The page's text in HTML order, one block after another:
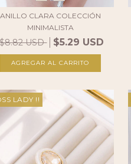
ANILLO CLARA COLECCIÓN
MINIMALISTA
$8.82 USD $5.29 USD
AGREGAR AL CARRITO
LADY !!